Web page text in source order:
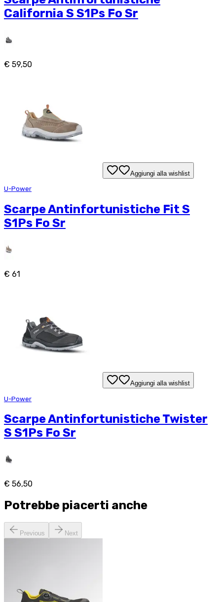
California S S1Ps Fo Sr
€ 59,50
Aggiungi alla wishlist
U-Power
Scarpe Antinfortunistiche Fit S
S1Ps Fo Sr
€ 61
Aggiungi alla wishlist
U-Power
Scarpe Antinfortunistiche Twister
S S1Ps Fo Sr
€ 56,50
Potrebbe piacerti anche
Previous Next